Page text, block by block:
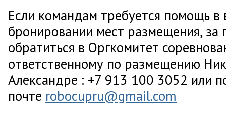
Если командам требуется помощь в
бронировании мест размещения,
обратиться в Оргкомитет
ответственному по размещению
Александре : +7 913 100 3052 или
почте robocupru@gmail.com